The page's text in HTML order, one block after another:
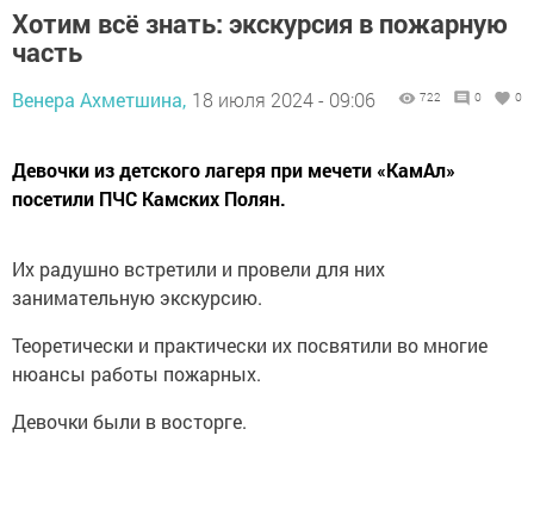
Хотим всё знать: экскурсия в пожарную
часть
Венера Ахметшина, 18 июля 2024 - 09:06 722 0 0
Девочки из детского лагеря при мечети «КамАл»
посетили ПЧС Камских Полян.
Их радушно встретили и провели для них
занимательную экскурсию.
Теоретически и практически их посвятили во многие
нюансы работы пожарных.
Девочки были в восторге.